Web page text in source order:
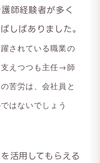
師経験者が多く
しばありました。
されている職業の
えつつも主任→師
苦労は、会社員と
はないでしょう
活用してもらえる